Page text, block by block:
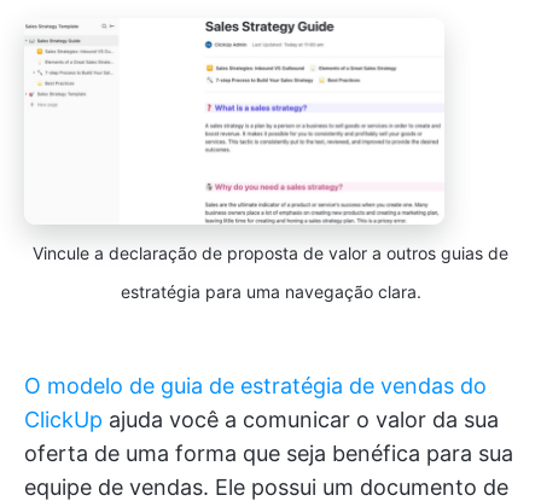
Vincule a declaração de proposta de valor a outros guias de
estratégia para uma navegação clara.
O modelo de guia de estratégia de vendas do
ClickUp ajuda você a comunicar o valor da sua
oferta de uma forma que seja benéfica para sua
equipe de vendas. Ele possui um documento de